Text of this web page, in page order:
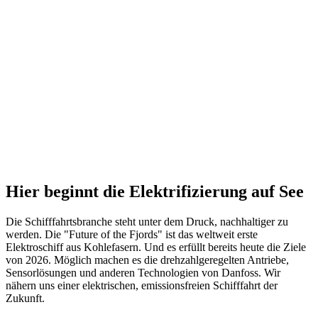
Hier beginnt die Elektrifizierung auf See
Die Schifffahrtsbranche steht unter dem Druck, nachhaltiger zu
werden. Die "Future of the Fjords" ist das weltweit erste
Elektroschiff aus Kohlefasern. Und es erfüllt bereits heute die Ziele
von 2026. Möglich machen es die drehzahlgeregelten Antriebe,
Sensorlösungen und anderen Technologien von Danfoss. Wir
nähern uns einer elektrischen, emissionsfreien Schifffahrt der
Zukunft.